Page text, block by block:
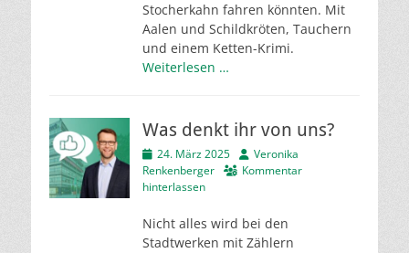
Stocherkahn fahren könnten. Mit
Aalen und Schildkröten, Tauchern
und einem Ketten-Krimi.
Weiterlesen …
Was denkt ihr von uns?
Veröffentlicht
am
24. März 2025 AutorVeronika
Renkenberger
Kommentar
hinterlassen
Nicht alles wird bei den
Stadtwerken mit Zählern